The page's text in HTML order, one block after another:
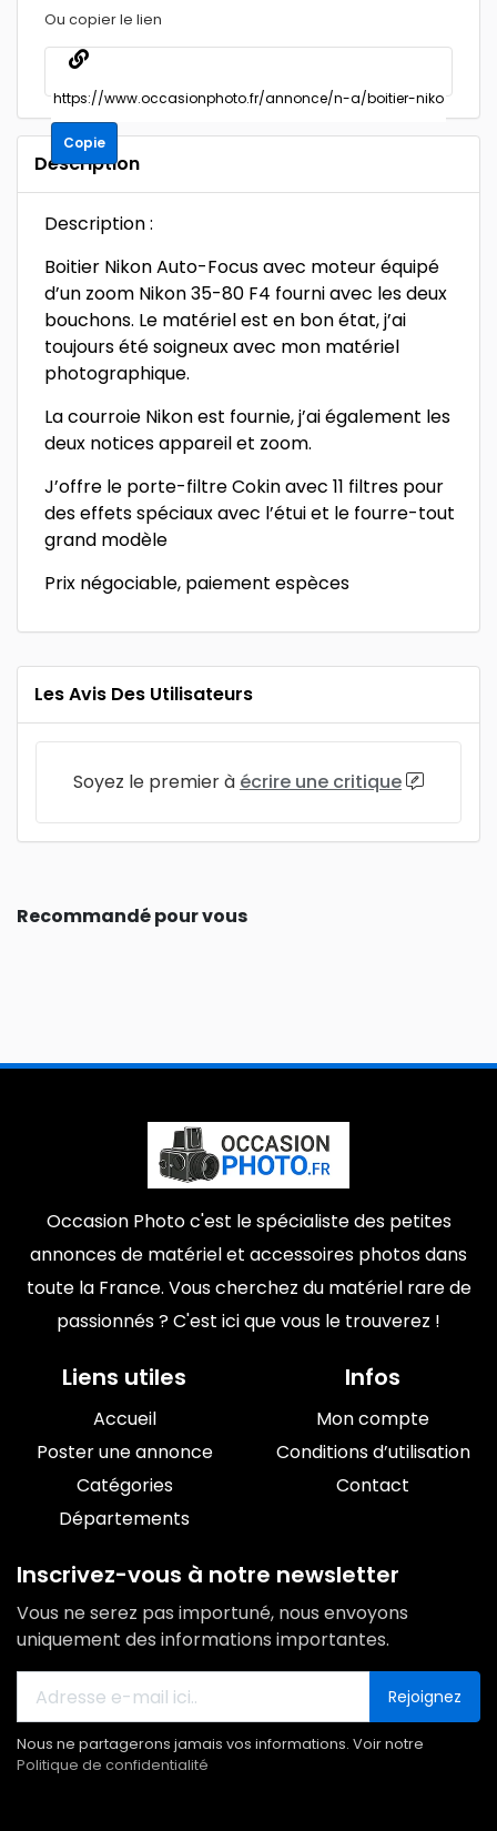
Ou copier le lien
Copie
Description
Description :
Boitier Nikon Auto-Focus avec moteur équipé
d’un zoom Nikon 35-80 F4 fourni avec les deux
bouchons. Le matériel est en bon état, j’ai
toujours été soigneux avec mon matériel
photographique.
La courroie Nikon est fournie, j’ai également les
deux notices appareil et zoom.
J’offre le porte-filtre Cokin avec 11 filtres pour
des effets spéciaux avec l’étui et le fourre-tout
grand modèle
Prix négociable, paiement espèces
Les Avis Des Utilisateurs
Soyez le premier à écrire une critique
Recommandé pour vous
Occasion Photo c'est le spécialiste des petites
annonces de matériel et accessoires photos dans
toute la France. Vous cherchez du matériel rare de
passionnés ? C'est ici que vous le trouverez !
Liens utiles
Accueil
Poster une annonce
Catégories
Départements
Infos
Mon compte
Conditions d’utilisation
Contact
Inscrivez-vous à notre newsletter
Vous ne serez pas importuné, nous envoyons
uniquement des informations importantes.
Rejoignez
Nous ne partagerons jamais vos informations. Voir notre
Politique de confidentialité